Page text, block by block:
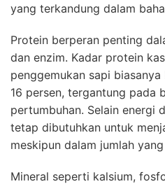
yang terkandung dalam
Protein berperan penting
dan enzim. Kadar protein
penggemukan sapi
16 persen, tergantung pada
pertumbuhan. Selain energi
tetap dibutuhkan untuk
meskipun dalam jumlah
Mineral seperti kalsium,